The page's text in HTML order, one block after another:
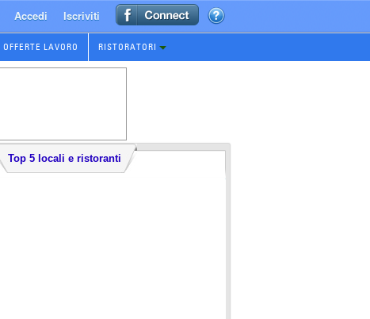
Accedi Iscriviti
OFFERTE LAVORO RISTORATORI
Top 5 locali e ristoranti